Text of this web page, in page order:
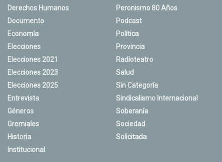
Derechos Humanos
Documento
Economía
Elecciones
Elecciones 2021
Elecciones 2023
Elecciones 2025
Entrevista
Géneros
Gremiales
Historia
Institucional
Peronismo 80 Años
Podcast
Política
Provincia
Radioteatro
Salud
Sin Categoría
Sindicalismo Internacional
Soberanía
Sociedad
Solicitada